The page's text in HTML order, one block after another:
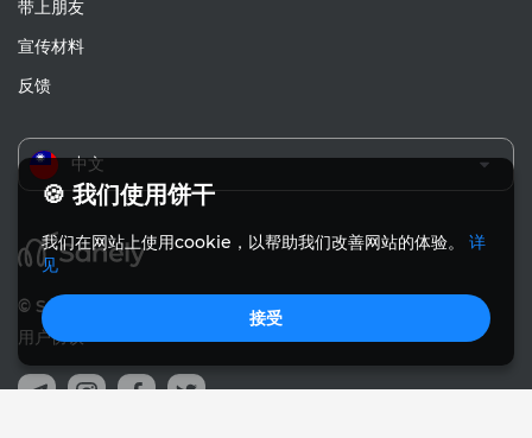
带上朋友
宣传材料
反馈
中文
© Sanely 2017 – 2026
用户协议
🍪 我们使用饼干
我们在网站上使用cookie，以帮助我们改善网站的体验。 详
见
接受